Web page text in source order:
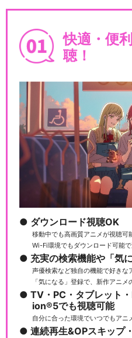
快適・便
聴！
ダウンロード視聴OK
移動中でも高画質アニメが視聴可
Wi-Fi環境でもダウンロード可能
充実の検索機能や「気
声優検索など独自の機能で好きな
「気になる」登録で、新作アニ
TV・PC・タブレット
ion®5でも視聴可能
自分に合った環境でいつでもアニ
連続再生&OPスキップ